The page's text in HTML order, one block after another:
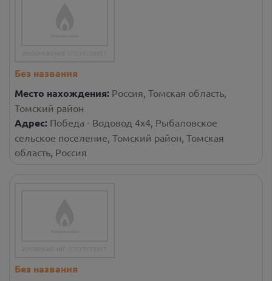
Без названия
Место нахождения: Россия, Томская область,
Томский район
Адрес: Победа - Водовод 4х4, Рыбаловское
сельское поселение, Томский район, Томская
область, Россия
Без названия